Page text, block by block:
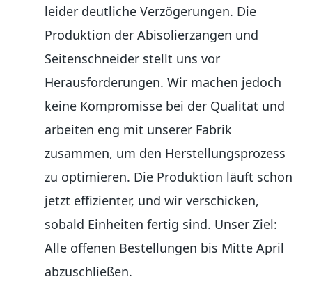
leider deutliche Verzögerungen. Die
Produktion der Abisolierzangen und
Seitenschneider stellt uns vor
Herausforderungen. Wir machen jedoch
keine Kompromisse bei der Qualität und
arbeiten eng mit unserer Fabrik
zusammen, um den Herstellungsprozess
zu optimieren. Die Produktion läuft schon
jetzt effizienter, und wir verschicken,
sobald Einheiten fertig sind. Unser Ziel:
Alle offenen Bestellungen bis Mitte April
abzuschließen.